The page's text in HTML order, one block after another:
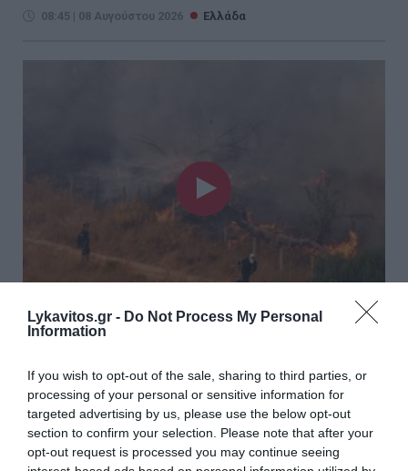
Lykavitos.gr - Do Not Process My Personal
Information
If you wish to opt-out of the sale, sharing to third parties, or
processing of your personal or sensitive information for
targeted advertising by us, please use the below opt-out
section to confirm your selection. Please note that after your
opt-out request is processed you may continue seeing
08:45 | 08 Αυγούστου 2026 Ελλάδα
Φωτιές στο Στεφάνι Κορινθίας
και στο Μονοπήγαδο
Θεσσαλονίκης – Ήχησε το 112
(Videos)
Φωτιά εκδηλώθηκε αργά το μεσημέρι της